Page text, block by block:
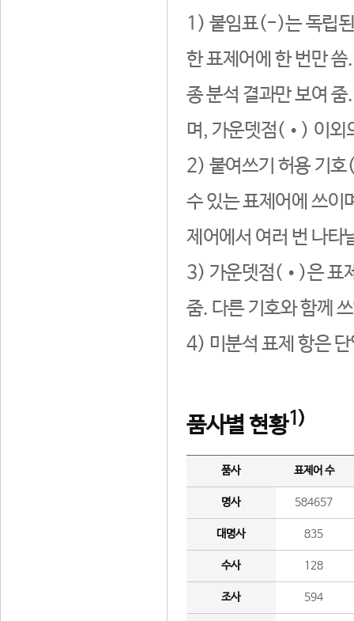
1) 붙임표(-)는 독립된
한 표제어에 한 번만
종 분석 결과만 보여
며, 가운뎃점(•) 이외
2) 붙여쓰기 허용 기호
수 있는 표제어에 쓰이
제어에서 여러 번 나타
3) 가운뎃점(•)은 표
줌. 다른 기호와 함께
4) 미분석 표제 항은
품사별 현황1)
품사 표제어 수
명사 584657
대명사 835
수사 128
조사 594